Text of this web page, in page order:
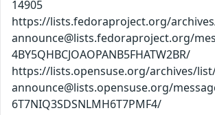
14905
https://lists.fedoraproject.org/
announce@lists.fedoraproject.org/
4BY5QHBCJOAOPANB5FHATW2BR/
https://lists.opensuse.org/archives/
announce@lists.opensuse.org/
6T7NIQ3SDSNLMH6T7PMF4/